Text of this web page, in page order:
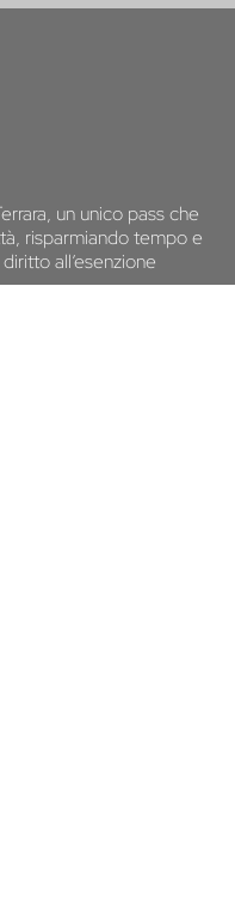
un unico pass che
risparmiando tempo e
all’esenzione